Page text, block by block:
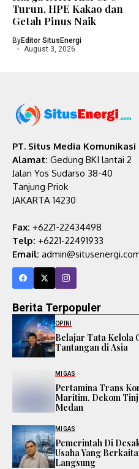
Turun, HPE Kakao dan
Getah Pinus Naik
ByEditor SitusEnergi
August 3, 2026
PT. Situs Media Komunikasi
Alamat: Gedung BKI lantai 2
Jalan Yos Sudarso 38-40
Tanjung Priok
JAKARTA 14230
Fax: +6221-22434498
Telp: +6221-22491933
Email:
Berita Terpopuler
OPINI
Belajar Tata Kelola
Tantangan di Asia
MIGAS
Pertamina Trans
Maritim, Dekom
Medan
MIGAS
Pemerintah Di
Usaha Yang
Langsung